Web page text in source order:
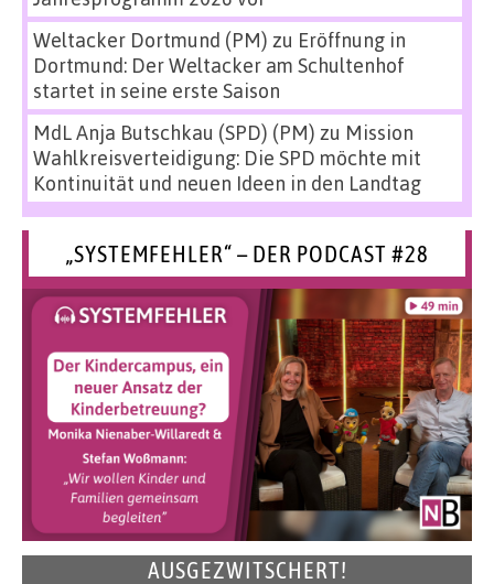
Weltacker Dortmund (PM) zu Eröffnung in
Dortmund: Der Weltacker am Schultenhof
startet in seine erste Saison
MdL Anja Butschkau (SPD) (PM) zu Mission
Wahlkreisverteidigung: Die SPD möchte mit
Kontinuität und neuen Ideen in den Landtag
„SYSTEMFEHLER“ – DER PODCAST #28
AUSGEZWITSCHERT!